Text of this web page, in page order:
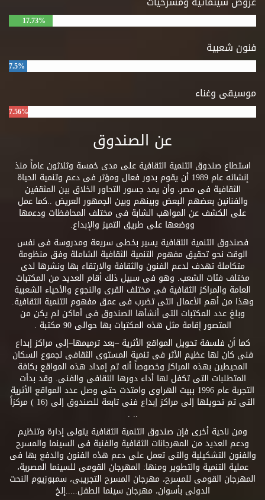
17.73%
فنون شعبية
7.5%
موسيقى وغناء
7.56%
عن الصندوق
استطاع صندوق التنمية الثقافية على مدى خمسة وثلاثون عاماً منذ
إنشائه عام 1989 أن يقوم بدور فعال ومؤثر فى دعم وتنمية الحياة
الثقافية فى مصر، وأن يمد جسور التحاور الخلاق بين المثقفين
والفنانين بعضهم البعض وبينهم وبين الجمهور العريض ..كما عمل
على الكشف عن المواهب الشابة فى مختلف المحافظات ودعمها
ووضعها على طريق التميز والإبداع.
فصندوق التنمية الثقافية يسير بخطى سريعة ومدروسة فى نفس
الوقت نحو تحقيق مفهوم التنمية الثقافية الشاملة وفق منظومة
متكاملة تهدف لدعم الفنون والثقافة والارتقاء بها ونشرها لدى
مختلف فئات الشعب. وهو فى سبيل ذلك أقام العديد من المكتبات
العامة والمراكز الثقافية فى مختلف القرى والنجوع والأحياء الشعبية
وهذا من أهم الأعمال التى تضرب فى عمق مفهوم التنمية الثقافية.
وبلغ عدد المكتبات التى أنشأها الصندوق فى أماكن لم يكن من
المتصور إقامة مثل هذه المكتبات بها حوالى 90 مكتبة .
كما أن فلسفة تحويل المواقع الأثرية –بعد ترميمها–إلى مراكز إبداع
فنى كان لها عظيم الأثر فى تنمية المستوى الثقافى لجموع السكان
المحيطين بهذه المراكز وخصوصاً أنه تم إمداد هذه المواقع بكافة
المتطلبات التى تكفل لها أداء دورها الثقافى والفنى. وقد بدأت
التجربة عام 1996 ببيت الهراوى وامتدت حتى وصل عدد المواقع الأثرية
التى تم تحويلها إلى مراكز إبداع فنى تابعة للصندوق إلى (16 ) مركزاً
.. .
ومن ناحية أخرى فإن صندوق التنمية الثقافية يتولى إدارة وتنظيم
ودعم العديد من المهرجانات الثقافية والفنية فى السينما والمسرح
والفنون التشكيلية والتى تعمل على دعم هذه الفنون والدفع بها فى
عملية التنمية والتطوير ومنها: المهرجان القومى للسينما المصرية،
المهرجان القومى للمسرح، مهرجان المسرح التجريبى، سمبوزيوم النحت
الدولى بأسوان، مهرجان سينما الطفل.....إلخ